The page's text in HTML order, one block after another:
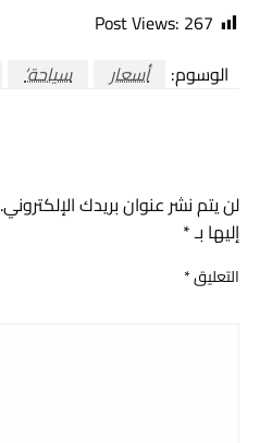
Post Views: 267
الوسوم:
أسعار سياحة’
لن يتم نشر عنوان بريدك الإلكتروني.
إليها بـ*
التعليق*